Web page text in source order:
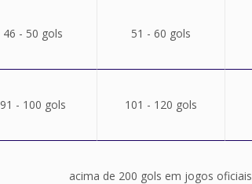
46 - 50 gols 51 - 60 gols
91 - 100 gols 101 - 120 gols
acima de 200 gols em jogos oficiais